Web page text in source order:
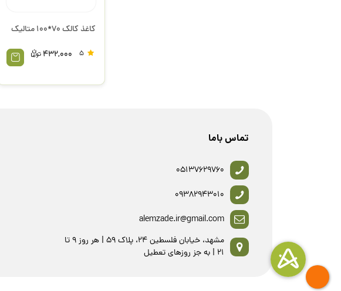
کاغذ کالک 70*100 متالیک
432,000
تماس باما
05137629760
09382943010
alemzade.ir@gmail.com
مشهد، خیابان فلسطین 24، پلاک 59 | هر روز 9 تا
21 | به جز روزهای تعطیل